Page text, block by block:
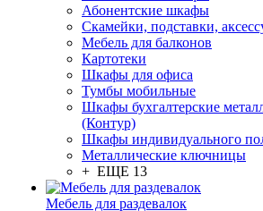
Абонентские шкафы
Скамейки, подставки,
Мебель для балконов
Картотеки
Шкафы для офиса
Тумбы мобильные
Шкафы бухгалтерские
(Контур)
Шкафы индивидуального
Металлические ключницы
+ ЕЩЕ 13
Мебель для раздевалок